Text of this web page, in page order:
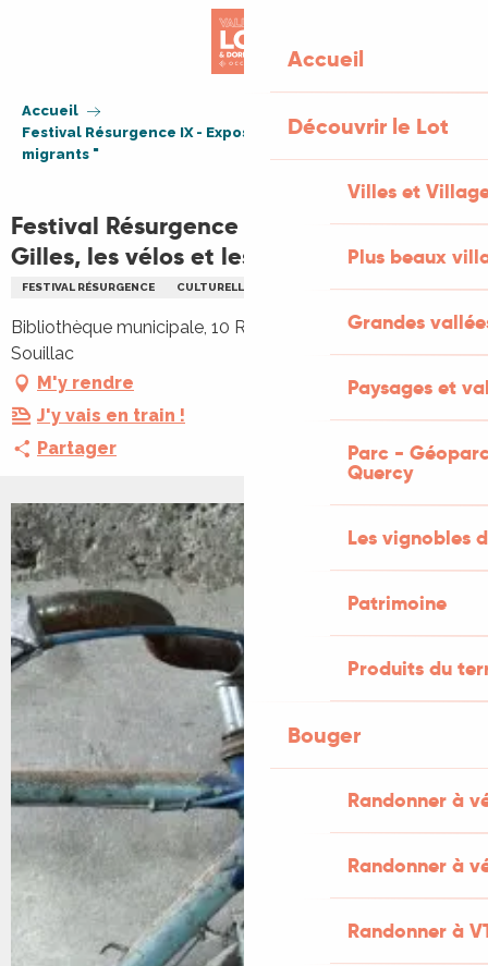
Accueil
Découvrir le Lot
Villes et
Plus beaux
Grandes
Paysages et
Parc -
Quercy
Les vignobles
Patrimoine
Produits du
Bouger
Randonner à
Randonner à
Randonner à
Accueil
Festival Résurgence IX - Exposition " Gilles, les vélos et les
migrants "
Festival Résurgence IX - Exposition "
Gilles, les vélos et les migrants "
FESTIVAL RÉSURGENCE CULTURELLE EXPOSITION PHOTOGRAPHIE
Bibliothèque municipale, 10 Rue de la Halle, 46200
Souillac
M'y rendre
J'y vais en train !
Partager